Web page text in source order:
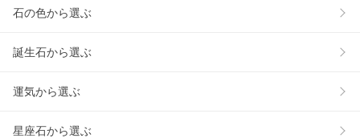
石の色から選ぶ
誕生石から選ぶ
運気から選ぶ
星座石から選ぶ